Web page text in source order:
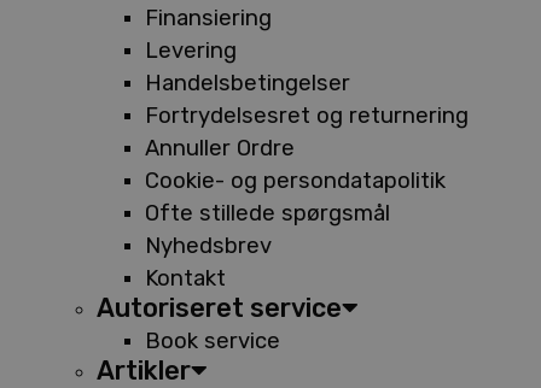
Finansiering
Levering
Handelsbetingelser
Fortrydelsesret og returnering
Annuller Ordre
Cookie- og persondatapolitik
Ofte stillede spørgsmål
Nyhedsbrev
Kontakt
Autoriseret service
Book service
Artikler